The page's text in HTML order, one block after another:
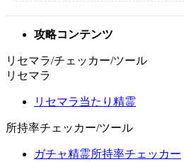
攻略コンテンツ
リセマラ/チェッカー/ツール
リセマラ
リセマラ当たり精霊
所持率チェッカー/ツール
ガチャ精霊所持率チェッカー